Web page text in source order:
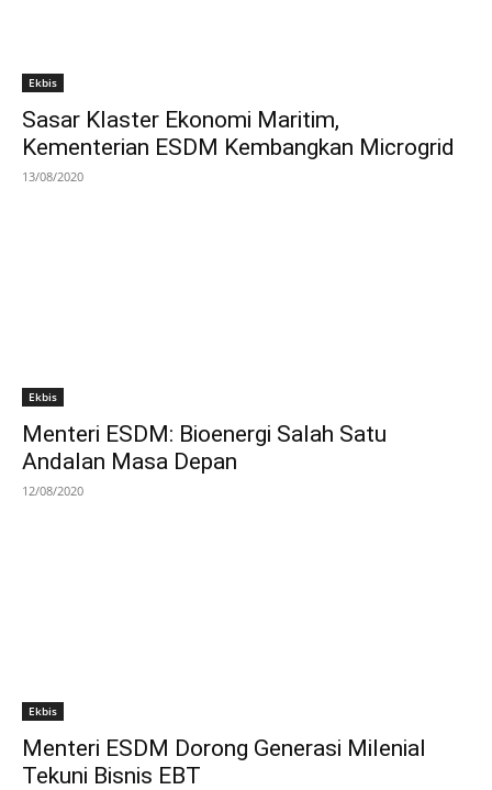
Ekbis
Sasar Klaster Ekonomi Maritim,
Kementerian ESDM Kembangkan Microgrid
13/08/2020
Ekbis
Menteri ESDM: Bioenergi Salah Satu
Andalan Masa Depan
12/08/2020
Ekbis
Menteri ESDM Dorong Generasi Milenial
Tekuni Bisnis EBT